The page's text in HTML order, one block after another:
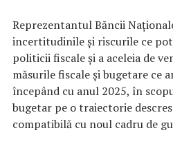
Reprezentantul Băncii
incertitudinile şi riscurile ce
politicii fiscale şi a aceleia de
măsurile fiscale şi bugetare ce
începând cu anul 2025, în
bugetar pe o traiectorie
compatibilă cu noul cadru de